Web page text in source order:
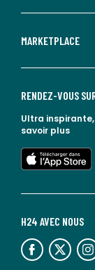
MARKETPLACE
H24 AVEC NOUS
lien vers l'espace réseaux sociaux lien vers l'espace réseaux sociaux lien vers l'espace
RENDEZ-VOUS
Ultra
savoir plus
lien vers l'app store